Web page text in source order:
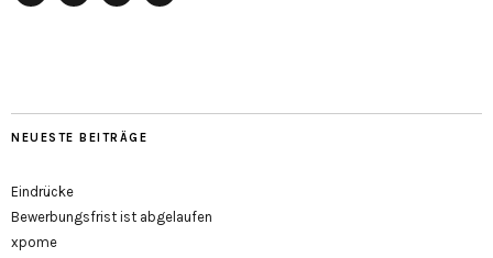
NEUESTE BEITRÄGE
Eindrücke
Bewerbungsfrist ist abgelaufen
xpome